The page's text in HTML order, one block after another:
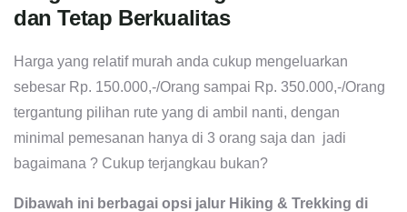
dan Tetap Berkualitas
Harga yang relatif murah anda cukup mengeluarkan
sebesar Rp. 150.000,-/Orang sampai Rp. 350.000,-/Orang
tergantung pilihan rute yang di ambil nanti, dengan
minimal pemesanan hanya di 3 orang saja dan jadi
bagaimana ? Cukup terjangkau bukan?
Dibawah ini berbagai opsi jalur Hiking & Trekking di